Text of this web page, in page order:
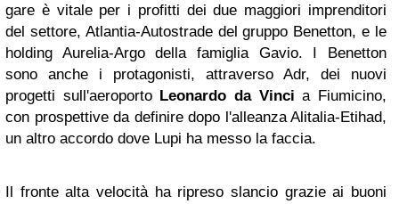
gare è vitale per i profitti dei due maggiori imprenditori
del settore, Atlantia-Autostrade del gruppo Benetton, e le
holding Aurelia-Argo della famiglia Gavio. I Benetton
sono anche i protagonisti, attraverso Adr, dei nuovi
progetti sull'aeroporto Leonardo da Vinci a Fiumicino,
con prospettive da definire dopo l'alleanza Alitalia-Etihad,
un altro accordo dove Lupi ha messo la faccia.
Il fronte alta velocità ha ripreso slancio grazie ai buoni